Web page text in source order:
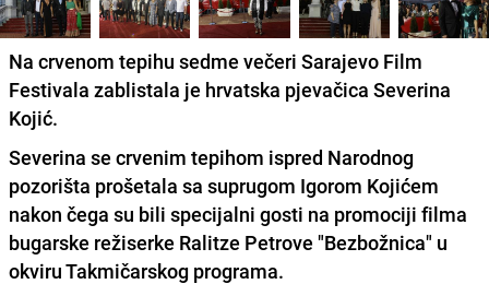
Na crvenom tepihu sedme večeri Sarajevo Film
Festivala zablistala je hrvatska pjevačica Severina
Kojić.
Severina se crvenim tepihom ispred Narodnog
pozorišta prošetala sa suprugom Igorom Kojićem
nakon čega su bili specijalni gosti na promociji filma
bugarske režiserke Ralitze Petrove "Bezbožnica" u
okviru Takmičarskog programa.